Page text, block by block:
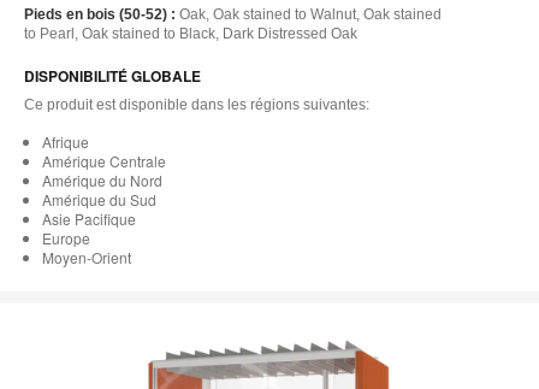
Pieds en bois (50-52) : Oak, Oak stained to Walnut, Oak stained
to Pearl, Oak stained to Black, Dark Distressed Oak
DISPONIBILITÉ GLOBALE
Ce produit est disponible dans les régions suivantes:
Afrique
Amérique Centrale
Amérique du Nord
Amérique du Sud
Asie Pacifique
Europe
Moyen-Orient